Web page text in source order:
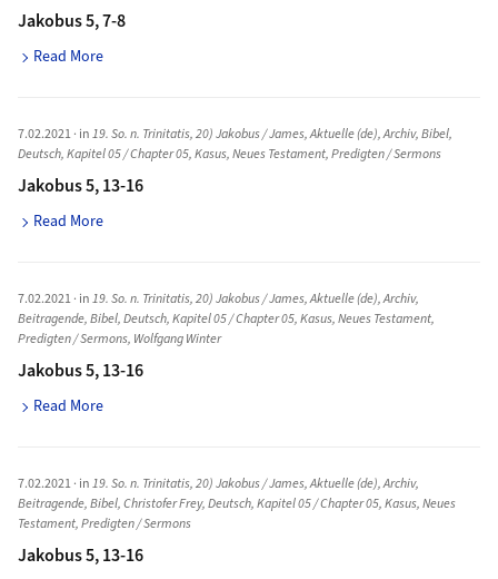
Jakobus 5, 7-8
Read More
7.02.2021· in19. So. n. Trinitatis,20) Jakobus / James,Aktuelle (de),Archiv,Bibel,
Deutsch,Kapitel 05 / Chapter 05,Kasus,Neues Testament,Predigten / Sermons
Jakobus 5, 13-16
Read More
7.02.2021· in19. So. n. Trinitatis,20) Jakobus / James,Aktuelle (de),Archiv,
Beitragende,Bibel,Deutsch,Kapitel 05 / Chapter 05,Kasus,Neues Testament,
Predigten / Sermons, Wolfgang Winter
Jakobus 5, 13-16
Read More
7.02.2021· in19. So. n. Trinitatis,20) Jakobus / James,Aktuelle (de),Archiv,
Beitragende,Bibel,Christofer Frey,Deutsch,Kapitel 05 / Chapter 05,Kasus,Neues
Testament,Predigten / Sermons
Jakobus 5, 13-16